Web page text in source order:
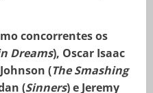
concorrentes os
Dreams), Oscar Isaac
(The Smashing
(Sinners) e Jeremy